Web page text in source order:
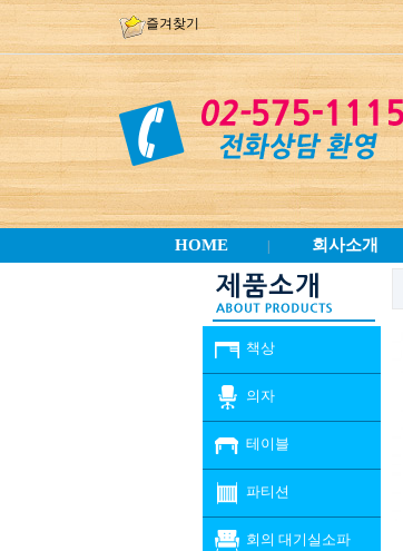
즐겨찾기
HOME 회사소개
책상
의자
테이블
파티션
회의 대기실소파